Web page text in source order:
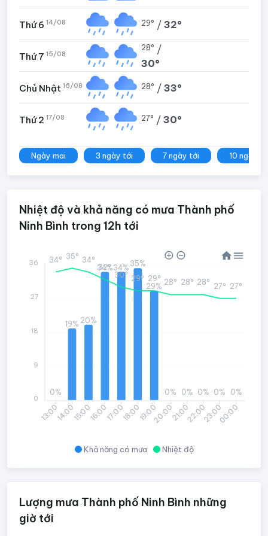
Thứ 6 14/08 29° / 32°
Thứ 7 15/08
28° /
30°
Chủ Nhật 16/08 28° / 33°
Thứ 2 17/08 27° / 30°
Ngày mai 3 ngày tới 7 ngày tới 10 ngày
Nhiệt độ và khả năng có mưa Thành phố
Ninh Bình trong 12h tới
Khả năng có mưa Nhiệt độ
13:0014:0015:0016:0017:0018:0019:0020:0021:0022:0023:0000:00
0%
19% 20%
34%34%35%
29%
0% 0% 0% 0% 0%
34° 35° 34°
32°
30° 29° 29° 28° 28° 28° 27° 27°
36
27
18
9
0
Lượng mưa Thành phố Ninh Bình những
giờ tới